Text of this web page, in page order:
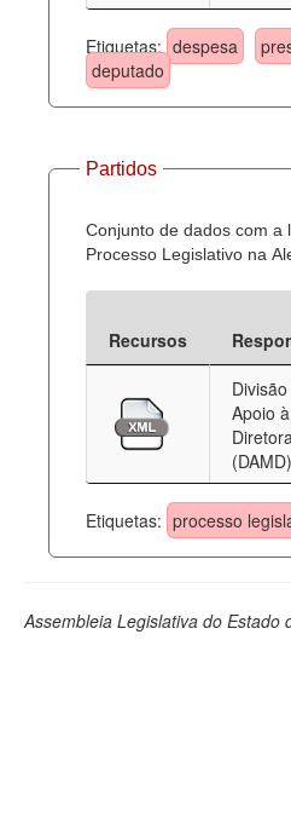
Etiquetas: despesa
deputado
Partidos
Conjunto de dados com a
Processo Legislativo na
Recursos
Apoio
Diretora
(DAMD)
Etiquetas: processo
Assembleia Legislativa do Estado